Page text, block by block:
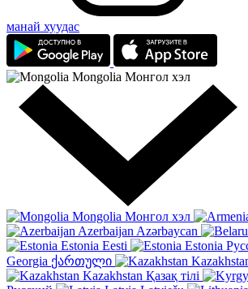
манай хуудас
Mongolia Монгол хэл
Mongolia Монгол хэл
Azerbaijan Azərbaycan
Estonia Eesti Estonia
Georgia ქართული
Kazakhstan Қазақ тілі